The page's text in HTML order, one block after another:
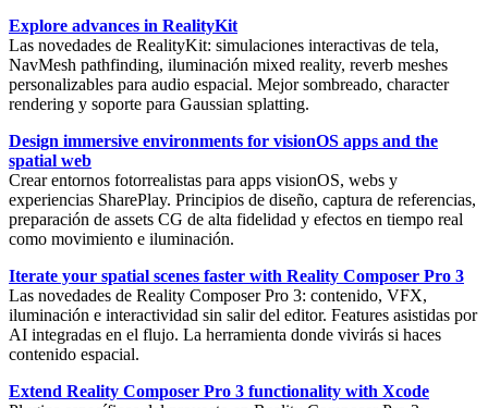
Explore advances in RealityKit
Las novedades de RealityKit: simulaciones interactivas de tela,
NavMesh pathfinding, iluminación mixed reality, reverb meshes
personalizables para audio espacial. Mejor sombreado, character
rendering y soporte para Gaussian splatting.
Design immersive environments for visionOS apps and the
spatial web
Crearentornos fotorrealistas para apps visionOS, webs y
experiencias SharePlay. Principios de diseño, captura de referencias,
preparación de assets CG de alta fidelidad y efectos en tiempo real
como movimiento e iluminación.
Iterate your spatial scenes faster with Reality Composer Pro 3
Las novedades de Reality Composer Pro 3: contenido, VFX,
iluminación e interactividad sin salir del editor. Features asistidas por
AI integradas en el flujo. La herramienta donde vivirás si haces
contenido espacial.
Extend Reality Composer Pro 3 functionality with Xcode